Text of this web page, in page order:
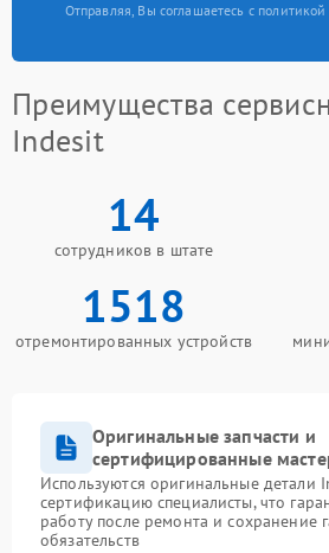
Отправляя, Вы соглашаетесь с
Преимущества
Indesit
14
сотрудников в штате
1518
отремонтированных устройств
Оригинальные запчасти и
сертифицированные
Используются оригинальные
сертификацию специалисты, что
работу после ремонта и сохранение
обязательств